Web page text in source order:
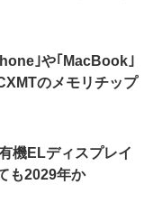
｣や｢MacBook｣
のメモリチップ
機ELディスプレイ
も2029年か